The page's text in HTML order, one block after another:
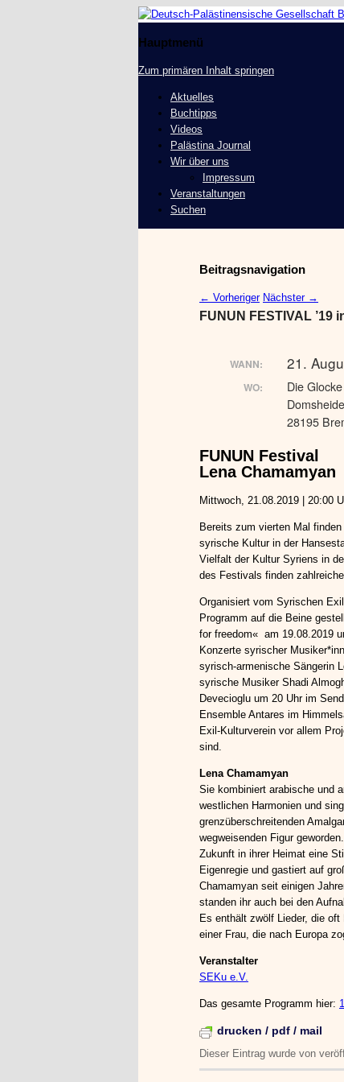
Deutsch-
Hauptmenü
Zum primären Inhalt springen
Aktuelles
Buchtipps
Videos
Palästina Journal
Wir über uns
Impressum
Veranstaltungen
Suchen
Beitragsnavigation
← Vorheriger Nächster →
FUNUN FESTIVAL ’19
WANN: 21.
WO:
Die Glocke
28195
FUNUN Festival
Lena Chamamyan
Mittwoch, 21.08.2019 | 20:00
Bereits zum vierten Mal
syrische Kultur in der
Vielfalt der Kultur Syriens in
des Festivals finden
Organisiert vom Syrischen
Programm auf die Beine
for freedom« am 19.08.2019
Konzerte syrischer
syrisch-armenische Sängerin
syrische Musiker Shadi
Devecioglu um 20 Uhr im
Ensemble Antares im
Exil-Kulturverein vor allem
sind.
Lena Chamamyan
Sie kombiniert arabische und
westlichen Harmonien und
grenzüberschreitenden
wegweisenden Figur
Zukunft in ihrer Heimat eine
Eigenregie und gastiert auf
Chamamyan seit einigen
standen ihr auch bei den
Es enthält zwölf Lieder, die
einer Frau, die nach Europa
Veranstalter
SEKu e.V.
Das gesamte Programm hier:
drucken / pdf / mail
Dieser Eintrag wurde von